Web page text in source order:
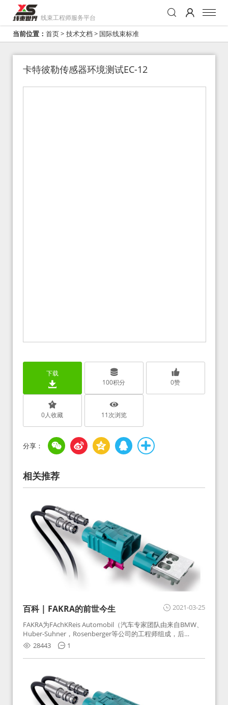
线束工程师服务平台
当前位置： 首页> 技术文档 > 国际线束标准
卡特彼勒传感器环境测试EC-12
下载
100积分 0赞
0人收藏 11次浏览
相关推荐
2021-03-25
百科 | FAKRA的前世今生
FAKRA为FAchKReis Automobil（汽车专家团队由来自BMW、
Huber-Suhner，Rosenberger等公司的工程师组成，后
Huber-Suhner相关连接器业务及技术在2010年并入
Rosenberger）缩写。起初为BMW需求用于车载收音机天线连
接，如今FAKRA已成为汽车行业通用标准的射频连接器，被业
28443 1